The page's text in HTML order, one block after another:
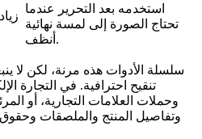
استخدمه بعد التحرير عندما
تحتاج الصورة إلى لمسة نهائية
أنظف.
سلسلة الأدوات هذه مرنة، لكن لا
تنقيح احترافية. في التجارة
وحملات العلامات التجارية، أو
وتفاصيل المنتج والملصقات